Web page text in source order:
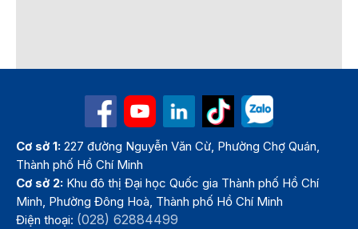
Cơ sở 1: 227 đường Nguyễn Văn Cừ, Phường Chợ Quán,
Thành phố Hồ Chí Minh
Cơ sở 2: Khu đô thị Đại học Quốc gia Thành phố Hồ Chí
Minh, Phường Đông Hoà, Thành phố Hồ Chí Minh
Điện thoại: (028) 62884499